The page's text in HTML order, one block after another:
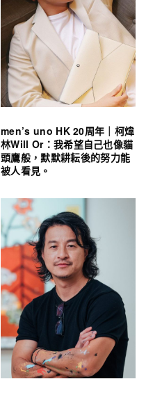
men’s uno HK 20周年｜柯煒
林Will Or：我希望自己也像貓
頭鷹般，默默耕耘後的努力能
被人看見。